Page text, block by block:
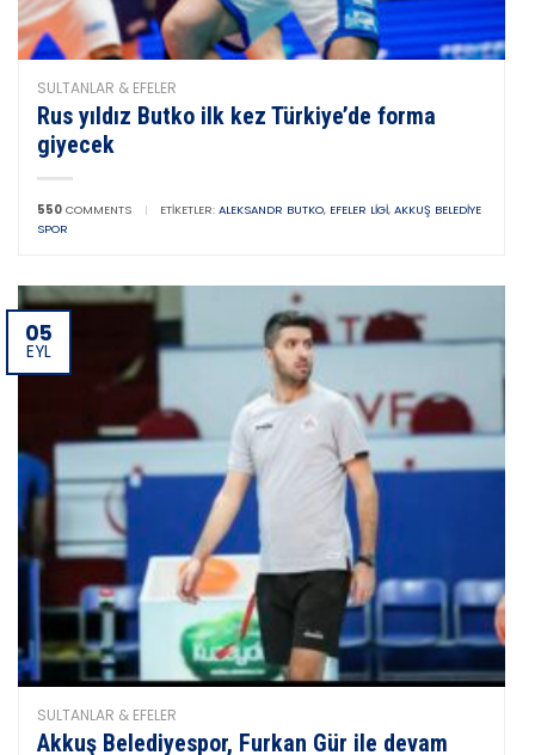
SULTANLAR & EFELER
Rus yıldız Butko ilk kez Türkiye’de forma
giyecek
550 COMMENTS | ETIKETLER: ALEKSANDR BUTKO, EFELER LIGI, AKKUŞ BELEDIYE
SPOR
05
EYL
SULTANLAR & EFELER
Akkuş Belediyespor, Furkan Gür ile devam